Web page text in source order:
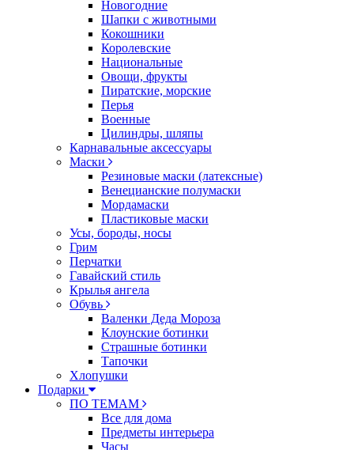
Новогодние
Шапки с животными
Кокошники
Королевские
Национальные
Овощи, фрукты
Пиратские, морские
Перья
Военные
Цилиндры, шляпы
Карнавальные аксессуары
Маски
Резиновые маски (латексные)
Венецианские полумаски
Мордамаски
Пластиковые маски
Усы, бороды, носы
Грим
Перчатки
Гавайский стиль
Крылья ангела
Обувь
Валенки Деда Мороза
Клоунские ботинки
Страшные ботинки
Тапочки
Хлопушки
Подарки
ПО ТЕМАМ
Все для дома
Предметы интерьера
Часы